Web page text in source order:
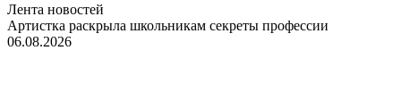
Лента новостей
Артистка раскрыла школьникам секреты профессии
06.08.2026